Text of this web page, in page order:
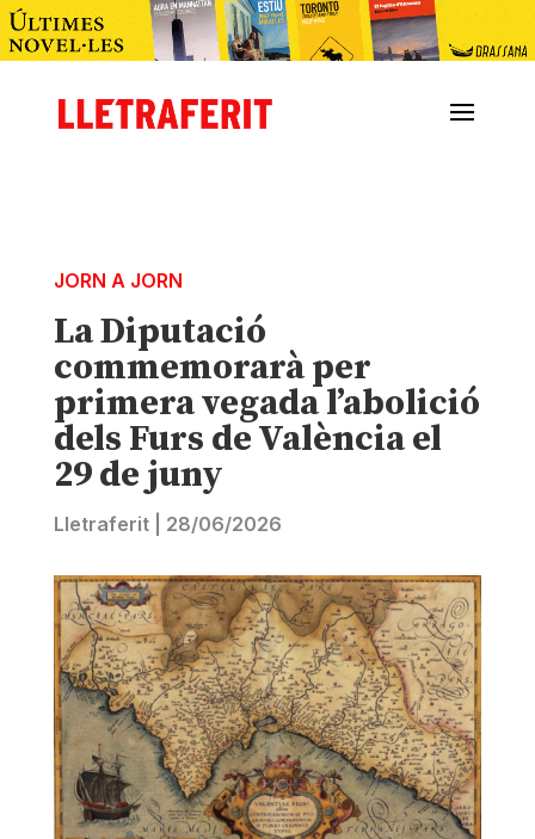
JORN A JORN
La Diputació
commemorarà per
primera vegada l’abolició
dels Furs de València el
29 de juny
Lletraferit| 28/06/2026